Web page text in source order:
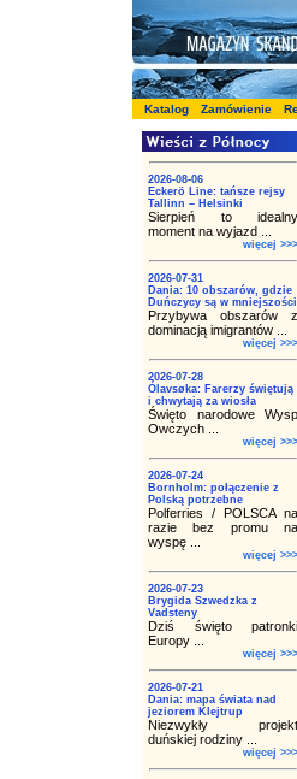
Katalog Zamówienie
2026-08-06
Eckerö Line: tańsze rejsy
Tallinn – Helsinki
Sierpień to idealny
moment na wyjazd ...
więcej >>>
2026-07-31
Dania: 10 obszarów, gdzie
Duńczycy są w mniejszości
Przybywa obszarów z
dominacją imigrantów ...
więcej >>>
2026-07-28
Ólavsøka: Farerzy świętują
i chwytają za wiosła
Święto narodowe Wysp
Owczych ...
więcej >>>
2026-07-24
Bornholm: połączenie z
Polską potrzebne
Polferries / POLSCA na
razie bez promu na
wyspę ...
więcej >>>
2026-07-23
Brygida Szwedzka z
Vadsteny
Dziś święto patronki
Europy ...
więcej >>>
2026-07-21
Dania: mapa świata nad
jeziorem Klejtrup
Niezwykły projekt
duńskiej rodziny ...
więcej >>>